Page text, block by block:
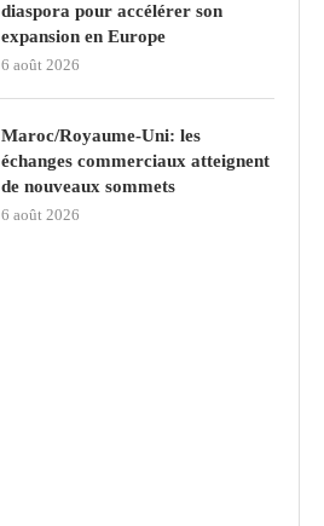
diaspora pour accélérer son
expansion en Europe
6 août 2026
Maroc/Royaume-Uni: les
échanges commerciaux atteignent
de nouveaux sommets
6 août 2026